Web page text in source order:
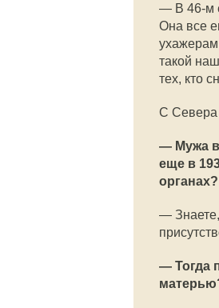
— В 46-м
Она все
такой
тех, кто
С Севера
— Мужа
еще в
органах?
—
— Тогда